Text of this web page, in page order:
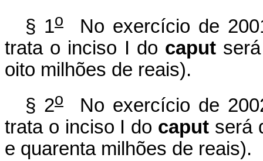
§ 1o
No exercício de
trata o inciso I do caputserá
oito milhões de reais).
§ 2o
No exercício de
trata o inciso I do caput será
e quarenta milhões de reais).